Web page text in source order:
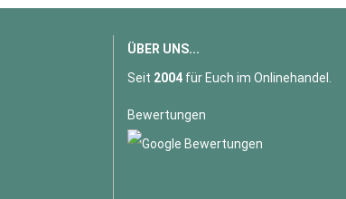
ÜBER UNS...
Seit 2004 für Euch im Onlinehandel.
Bewertungen